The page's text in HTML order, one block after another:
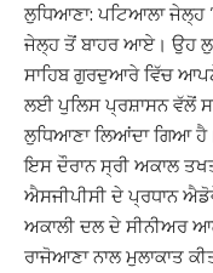
ਲੁਧਿਆਣਾ: ਪਟਿਆਲਾ ਜੇਲ੍ਹ
ਜੇਲ੍ਹ ਤੋਂ ਬਾਹਰ ਆਏ। ਉਹ
ਸਾਹਿਬ ਗੁਰਦੁਆਰੇ ਵਿੱਚ
ਲਈ ਪੁਲਿਸ ਪ੍ਰਸ਼ਾਸਨ ਵੱਲੋਂ
ਲੁਧਿਆਣਾ ਲਿਆਂਦਾ ਗਿਆ
ਇਸ ਦੌਰਾਨ ਸ੍ਰੀ ਅਕਾਲ
ਐਸਜੀਪੀਸੀ ਦੇ ਪ੍ਰਧਾਨ
ਅਕਾਲੀ ਦਲ ਦੇ ਸੀਨੀਅਰ
ਰਾਜੋਆਣਾ ਨਾਲ ਮੁਲਾਕਾਤ